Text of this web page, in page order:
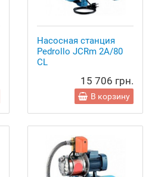
Насосная станция
Pedrollo JCRm 2A/80
CL
15 706 грн.
В корзину